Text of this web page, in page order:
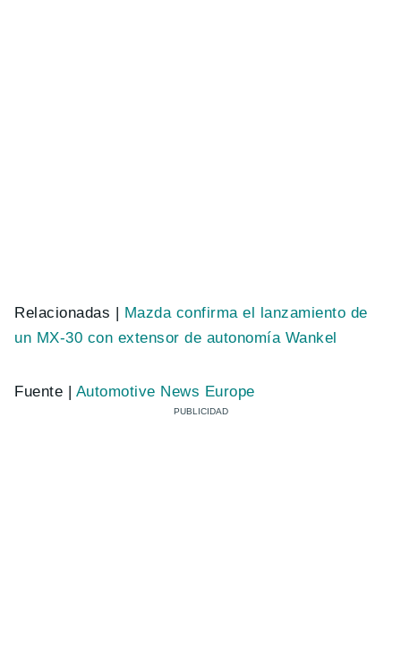
Relacionadas | Mazda confirma el lanzamiento de
un MX-30 con extensor de autonomía Wankel
Fuente | Automotive News Europe